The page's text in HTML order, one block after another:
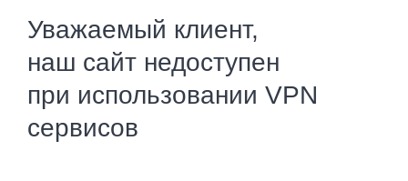
Уважаемый клиент,
наш сайт недоступен
при использовании VPN
сервисов